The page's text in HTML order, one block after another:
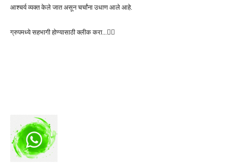
आश्चर्य व्यक्त केले जात असून चर्चांना उधाण आले आहे.
ग्रुपमध्ये सहभागी होण्यासाठी क्लीक करा…👆🏻